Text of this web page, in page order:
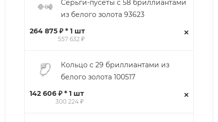
Серьги-пусеты с 58 бриллиантами
из белого золота 93623
264 875 ₽ * 1 шт
557 632 ₽
Кольцо с 29 бриллиантами из
белого золота 100517
142 606 ₽ * 1 шт
300 224 ₽